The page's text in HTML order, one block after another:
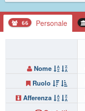
66 Personale
Nome
Ruolo
Afferenza